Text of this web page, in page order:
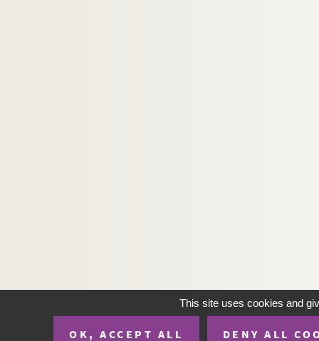
This site uses cookies and
OK, ACCEPT ALL DENY ALL